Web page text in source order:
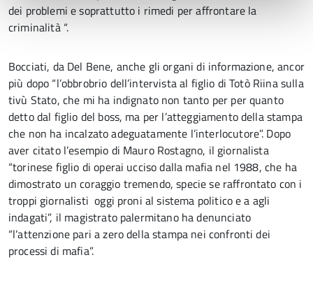
dei problemi e soprattutto i rimedi per affrontare la
criminalità “.
Bocciati, da Del Bene, anche gli organi di informazione, ancor
più dopo “l’obbrobrio dell’intervista al figlio di Totò Riina sulla
tivù Stato, che mi ha indignato non tanto per per quanto
detto dal figlio del boss, ma per l’atteggiamento della stampa
che non ha incalzato adeguatamente l’interlocutore”. Dopo
aver citato l’esempio di Mauro Rostagno, il giornalista
“torinese figlio di operai ucciso dalla mafia nel 1988, che ha
dimostrato un coraggio tremendo, specie se raffrontato con i
troppi giornalisti oggi proni al sistema politico e a agli
indagati”, il magistrato palermitano ha denunciato
“l’attenzione pari a zero della stampa nei confronti dei
processi di mafia”.